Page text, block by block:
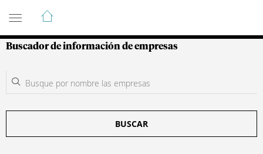
Guía de Empresas Colombianas
Buscador de información de empresas
BUSCAR